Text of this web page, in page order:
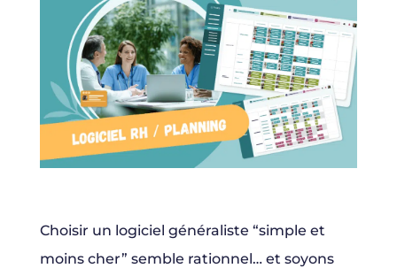
Choisir un logiciel généraliste “simple et
moins cher” semble rationnel… et soyons